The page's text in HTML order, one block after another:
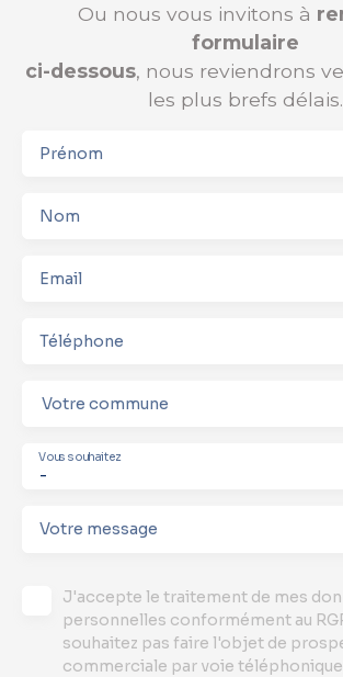
Ou nous vous invitons à
formulaire
ci-dessous, nous reviendrons
les plus brefs délais.
Prénom
Nom
Email
Téléphone
Votre commune
-
Vous souhaitez
Votre message
J'accepte le traitement de mes
personnelles conformément au
souhaitez pas faire l'objet de
commerciale par voie